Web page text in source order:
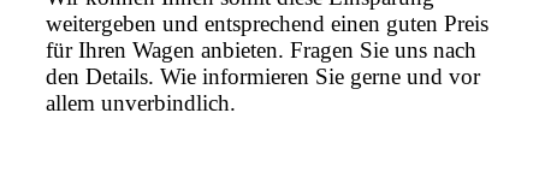
weitergeben und entsprechend einen guten Preis
für Ihren Wagen anbieten. Fragen Sie uns nach
den Details. Wie informieren Sie gerne und vor
allem unverbindlich.